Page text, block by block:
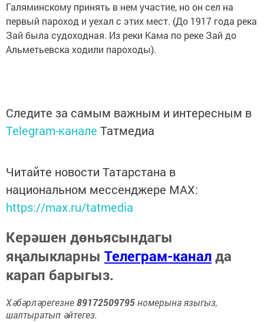
Галяминскому принять в нем участие, но он сел на
первый пароход и уехал с этих мест. (До 1917 года река
Зай была судоходная. Из реки Кама по реке Зай до
Альметьевска ходили пароходы).
Следите за самым важным и интересным в
Telegram-канале Татмедиа
Читайте новости Татарстана в
национальном мессенджере MАХ:
https://max.ru/tatmedia
Керәшен дөньясындагы
яңалыкларны Телеграм-каналда
карап барыгыз.
Хәбәрләрегезне89172509795номерына языгыз,
шалтыратып әйтегез.